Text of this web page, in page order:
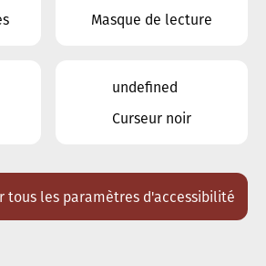
Masque de lecture
undefined
Curseur noir
tous les paramètres d'accessibilité